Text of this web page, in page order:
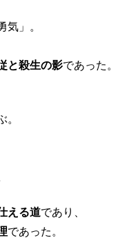
気」。
と殺生の影であった。
。
える道であり、
であった。